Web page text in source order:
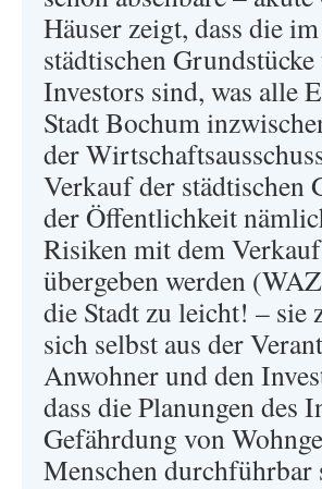
Häuser zeigt, dass die
städtischen
Investors sind, was alle
Stadt Bochum
der
Verkauf der städtischen
der Öffentlichkeit
Risiken mit dem
übergeben werden
die Stadt zu leicht! – sie
sich selbst aus der
Anwohner und den
dass die Planungen des
Gefährdung von
Menschen durchführbar